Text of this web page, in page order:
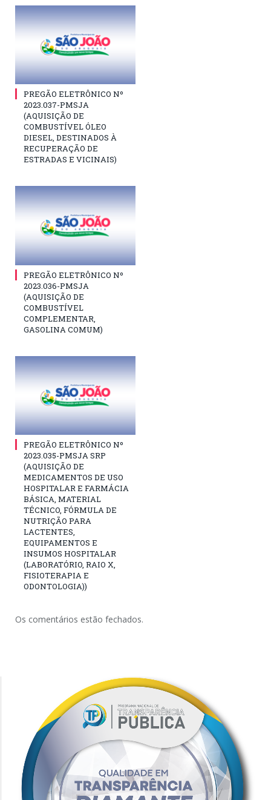
PREGÃO ELETRÔNICO Nº
2023.037-PMSJA
(AQUISIÇÃO DE
COMBUSTÍVEL ÓLEO
DIESEL, DESTINADOS À
RECUPERAÇÃO DE
ESTRADAS E VICINAIS)
PREGÃO ELETRÔNICO Nº
2023.036-PMSJA
(AQUISIÇÃO DE
COMBUSTÍVEL
COMPLEMENTAR,
GASOLINA COMUM)
PREGÃO ELETRÔNICO Nº
2023.035-PMSJA SRP
(AQUISIÇÃO DE
MEDICAMENTOS DE USO
HOSPITALAR E FARMÁCIA
BÁSICA, MATERIAL
TÉCNICO, FÓRMULA DE
NUTRIÇÃO PARA
LACTENTES,
EQUIPAMENTOS E
INSUMOS HOSPITALAR
(LABORATÓRIO, RAIO X,
FISIOTERAPIA E
ODONTOLOGIA))
Os comentários estão fechados.